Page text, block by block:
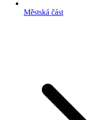
Městská část